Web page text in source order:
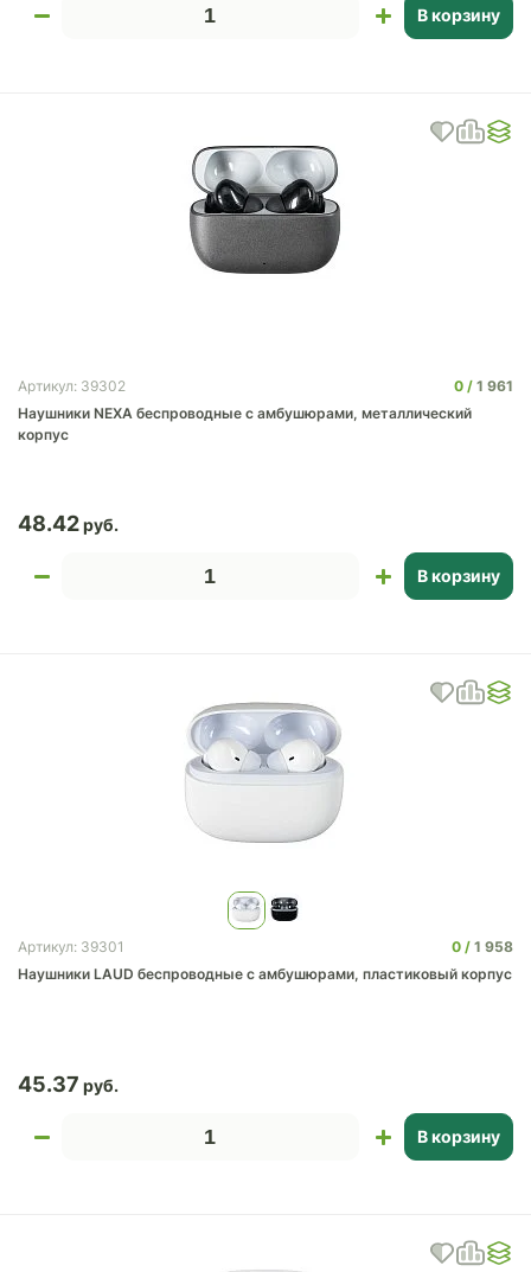
В корзину
Артикул: 39302 0
1 961
Наушники NEXA беспроводные с амбушюрами, металлический
корпус
48.42
В корзину
Артикул: 39301 0
1 958
Наушники LAUD беспроводные с амбушюрами, пластиковый корпус
45.37
В корзину